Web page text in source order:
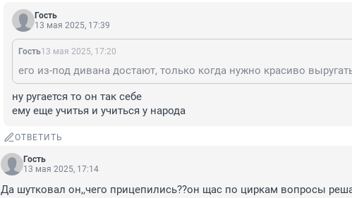
Гость
13 мая 2025, 17:39
Гость13 мая 2025, 17:20
его из-под дивана достают, только когда нужно красиво
ну ругается то он так себе
ему еще учитья и учиться у народа
ОТВЕТИТЬ
Гость
13 мая 2025, 17:14
Да шутковал он,,чего прицепились??он щас по циркам вопросы